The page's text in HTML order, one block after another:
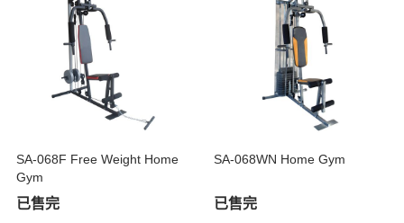
SA-068F Free Weight Home
Gym
已售完
SA-068WN Home Gym
已售完